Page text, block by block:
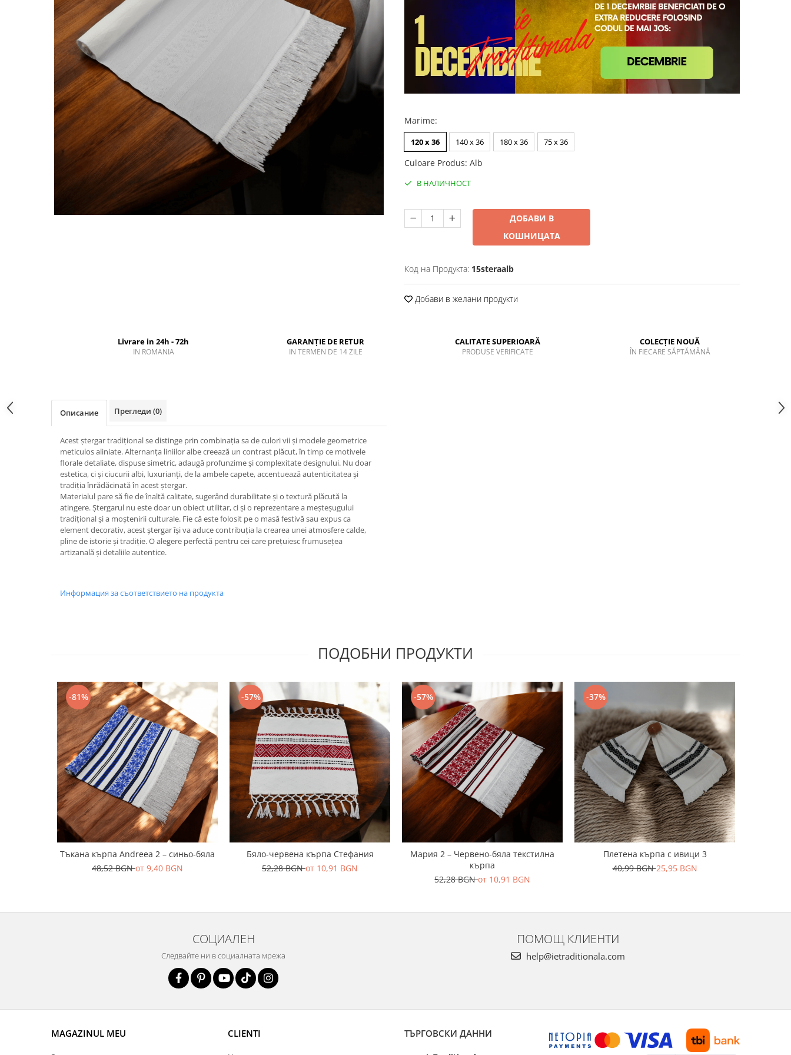
Дамски панталони
Дамски пуловери
Дамски сака
Дамски спортни комплекти
Дамски тениски
Дамски якета
Пояси за момчета
Marime:
120 x 36 140 x 36 180 x 36 75 x 36
Culoare Produs: Alb
В НАЛИЧНОСТ
ДОБАВИ В
КОШНИЦАТА
Код на Продукта: 15steraalb
Добави в желани продукти
Livrare in 24h - 72h
IN ROMANIA
GARANȚIE DE RETUR
IN TERMEN DE 14 ZILE
CALITATE SUPERIOARĂ
PRODUSE VERIFICATE
COLECȚIE NOUĂ
ÎN FIECARE SĂPTĂMÂNĂ
Описание Прегледи (0)
Acest ștergar tradițional se distinge prin combinația sa de culori vii și modele geometrice
meticulos aliniate. Alternanța liniilor albe creează un contrast plăcut, în timp ce motivele
florale detaliate, dispuse simetric, adaugă profunzime și complexitate designului. Nu doar
estetica, ci și ciucurii albi, luxurianți, de la ambele capete, accentuează autenticitatea și
tradiția înrădăcinată în acest ștergar.
Materialul pare să fie de înaltă calitate, sugerând durabilitate și o textură plăcută la
atingere. Ștergarul nu este doar un obiect utilitar, ci și o reprezentare a meșteșugului
tradițional și a moștenirii culturale. Fie că este folosit pe o masă festivă sau expus ca
element decorativ, acest ștergar își va aduce contribuția la crearea unei atmosfere calde,
pline de istorie și tradiție. O alegere perfectă pentru cei care prețuiesc frumusețea
artizanală și detaliile autentice.
Информация за съответствието на продукта
ПОДОБНИ ПРОДУКТИ
-81%
Тъкана кърпа Andreea 2 – синьо-бяла
48,52 BGNот 9,40 BGN
-57%
Бяло-червена кърпа Стефания
52,28 BGNот 10,91 BGN
-57%
Мария 2 – Червено-бяла текстилна
кърпа
52,28 BGNот 10,91 BGN
-37%
Плетена кърпа с ивици 3
40,99 BGN25,95 BGN
СОЦИАЛЕН
Следвайте ни в социалната мрежа
ПОМОЩ КЛИЕНТИ
help@ietraditionala.com
MAGAZINUL MEU CLIENTI ТЪРГОВСКИ ДАННИ